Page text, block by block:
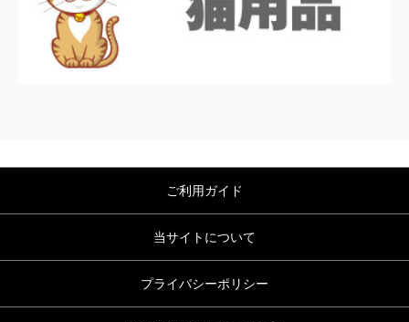
ご利用ガイド
当サイトについて
プライバシーポリシー